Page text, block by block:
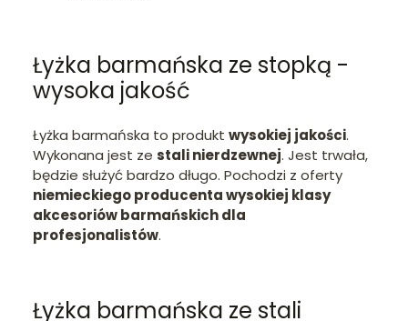
Łyżka barmańska ze stopką -
wysoka jakość
Łyżka barmańska to produkt wysokiej jakości.
Wykonana jest ze stali nierdzewnej. Jest trwała,
będzie służyć bardzo długo. Pochodzi z oferty
niemieckiego producenta wysokiej klasy
akcesoriów barmańskich dla
profesjonalistów.
Łyżka barmańska ze stali